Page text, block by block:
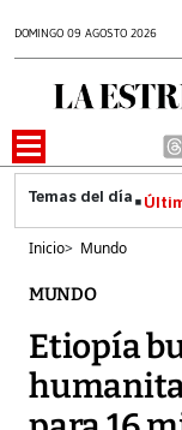
DOMINGO 09 AGOSTO 2026
Inicio> Mundo
MUNDO
Etiopía